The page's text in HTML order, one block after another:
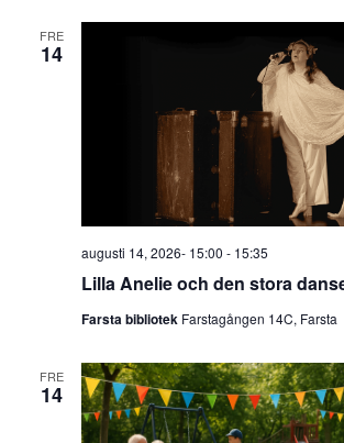
FRE
14
Lilla Anelie och den stora
augusti 14, 2026- 15:00 - 15:35
Farsta bibliotek Farstagången 14C, Farsta
FRE
14